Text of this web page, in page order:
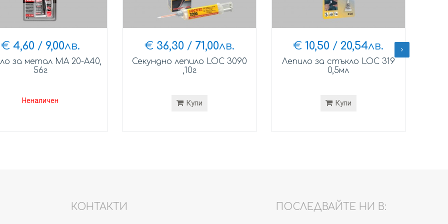
€ 4,60/ 9,00лв.
за метал MA 20-A40,
56г
Неналичен
€ 36,30/ 71,00лв.
Секундно лепило LOC 3090
,10г
Купи
€ 10,50 / 20,54лв.
Лепило за стъкло LOC 319
0,5мл
Купи
КОНТАКТИ ПОСЛЕДВАЙТЕ НИ В: